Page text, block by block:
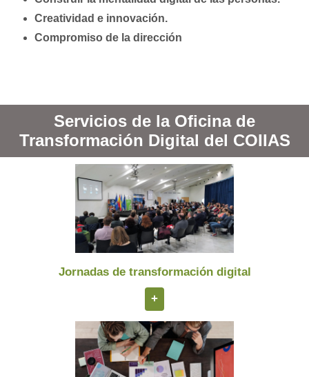
Creatividad e innovación.
Compromiso de la dirección
Servicios de la Oficina de
Transformación Digital del COIIAS
Jornadas de transformación digital
+